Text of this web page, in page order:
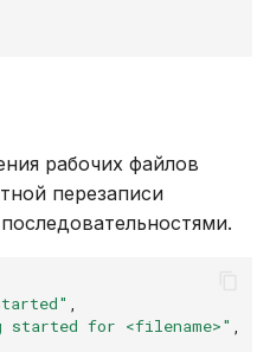
рабочих файлов
перезаписи
started for <filename>"